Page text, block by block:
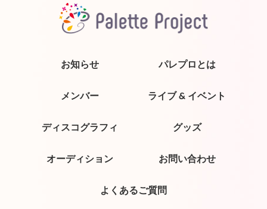
お知らせ パレプロとは
メンバー ライブ & イベント
ディスコグラフィ グッズ
オーディション お問い合わせ
よくあるご質問